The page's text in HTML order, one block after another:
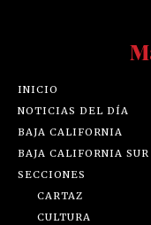
INICIO
NOTICIAS DEL DÍA
BAJA CALIFORNIA
BAJA CALIFORNIA SUR
SECCIONES
CARTAZ
CULTURA